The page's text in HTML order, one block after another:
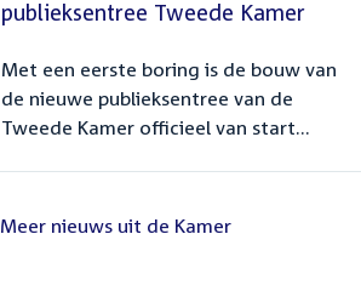
publieksentree Tweede Kamer
Met een eerste boring is de bouw van
de nieuwe publieksentree van de
Tweede Kamer officieel van start...
Meer nieuws uit de Kamer